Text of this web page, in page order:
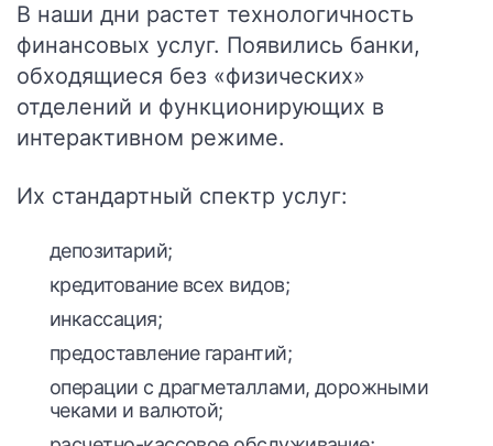
В наши дни растет технологичность
финансовых услуг. Появились банки,
обходящиеся без «физических»
отделений и функционирующих в
интерактивном режиме.
Их стандартный спектр услуг:
депозитарий;
кредитование всех видов;
инкассация;
предоставление гарантий;
операции с драгметаллами, дорожными
чеками и валютой;